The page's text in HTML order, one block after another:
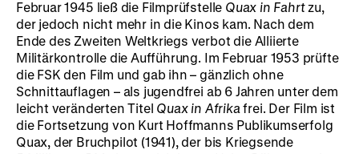
Februar 1945 ließ die Filmprüfstelle Quax in Fahrtzu,
der jedoch nicht mehr in die Kinos kam. Nach dem
Ende des Zweiten Weltkriegs verbot die Alliierte
Militärkontrolle die Aufführung. Im Februar 1953 prüfte
die FSK den Film und gab ihn – gänzlich ohne
Schnittauflagen – als jugendfrei ab 6 Jahren unter dem
leicht veränderten Titel Quax in Afrikafrei. Der Film ist
die Fortsetzung von Kurt Hoffmanns Publikumserfolg
Quax, der Bruchpilot (1941), der bis Kriegsende